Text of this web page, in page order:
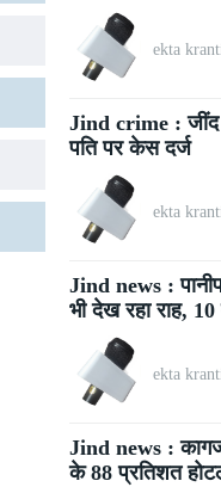
ekta
Jind crime : जींद
पति पर केस दर्ज
ekta
Jind news :
भी देख रहा राह,
ekta
Jind news :
के 88 प्रतिशत